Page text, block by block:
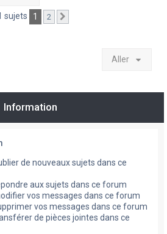
sujets 1 2
Aller
Information
de nouveaux sujets dans ce
aux sujets dans ce forum
vos messages dans ce forum
vos messages dans ce forum
de pièces jointes dans ce